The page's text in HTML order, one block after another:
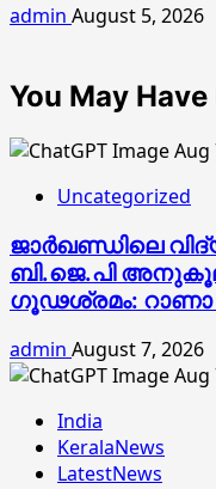
admin August 5, 2026
You May
Uncategorized
ജാര്‍ഖണ്ഡിലെ
ബി.ജെ.പി
ഗൂഢശ്രമം:
admin August 7, 2026
India
KeralaNews
LatestNews